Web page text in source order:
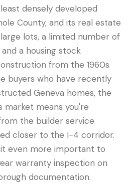
Español 中文
densely developed
County, and its real estate
lots, a limited number of
a housing stock
from the 1960s
buyers who have recently
Geneva homes, the
means you're
the builder service
closer to the I-4 corridor.
even more important to
warranty inspection on
documentation.